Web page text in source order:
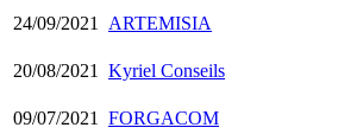
24/09/2021 ARTEMISIA
20/08/2021
Kyriel Conseils
09/07/2021 FORGACOM